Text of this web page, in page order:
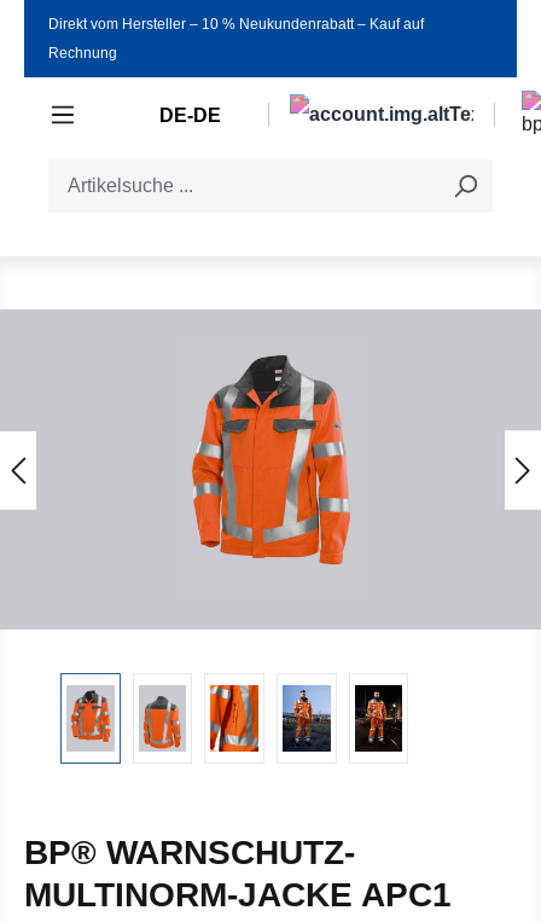
Zum Hauptinhalt springen
Direkt vom Hersteller ‒ 10 % Neukundenrabatt ‒ Kauf auf
Rechnung
DE-DE
BP® WARNSCHUTZ-
MULTINORM-JACKE APC1